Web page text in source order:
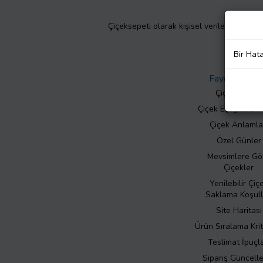
Çiçeksepeti olarak kişisel verilerinizin
Faydalı Bilgiler
Çiçek Bakımı
Çiçek Eşliğinde
Çiçek
Özel Günler
Mevsimlere
Çiçekler
Yenilebilir
Saklama
Site Haritası
Ürün Sıralama
Teslimat
Sipariş
Bir